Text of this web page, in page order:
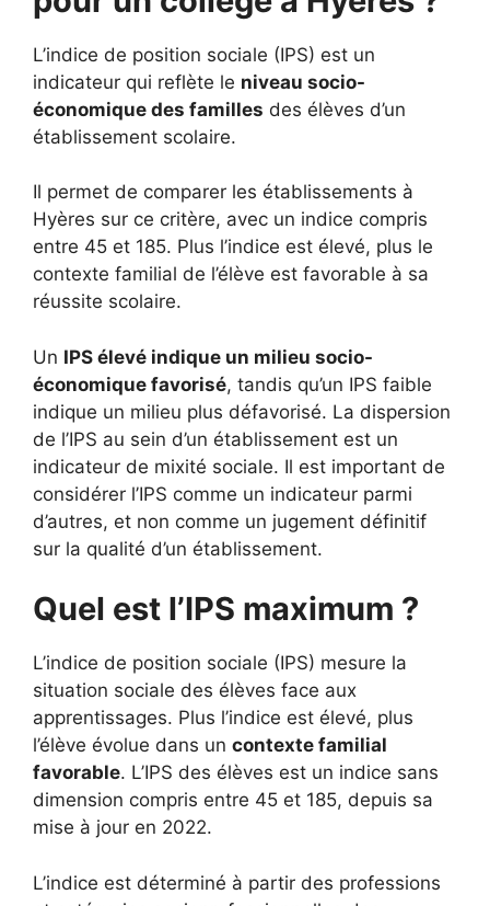
L’indice de position sociale (IPS) est un
indicateur qui reflète le niveau socio-
économique des familles des élèves d’un
établissement scolaire.
Il permet de comparer les établissements à
Hyères sur ce critère, avec un indice compris
entre 45 et 185. Plus l’indice est élevé, plus le
contexte familial de l’élève est favorable à sa
réussite scolaire.
Un IPS élevé indique un milieu socio-
économique favorisé, tandis qu’un IPS faible
indique un milieu plus défavorisé. La dispersion
de l’IPS au sein d’un établissement est un
indicateur de mixité sociale. Il est important de
considérer l’IPS comme un indicateur parmi
d’autres, et non comme un jugement définitif
sur la qualité d’un établissement.
Quel est l’IPS maximum ?
L’indice de position sociale (IPS) mesure la
situation sociale des élèves face aux
apprentissages. Plus l’indice est élevé, plus
l’élève évolue dans un contexte familial
favorable. L’IPS des élèves est un indice sans
dimension compris entre 45 et 185, depuis sa
mise à jour en 2022.
L’indice est déterminé à partir des professions